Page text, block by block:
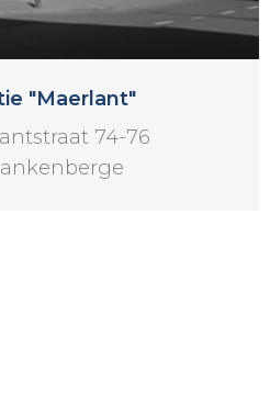
"Maerlant"
74-76